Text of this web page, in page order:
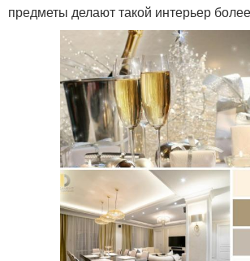
предметы делают такой интерьер